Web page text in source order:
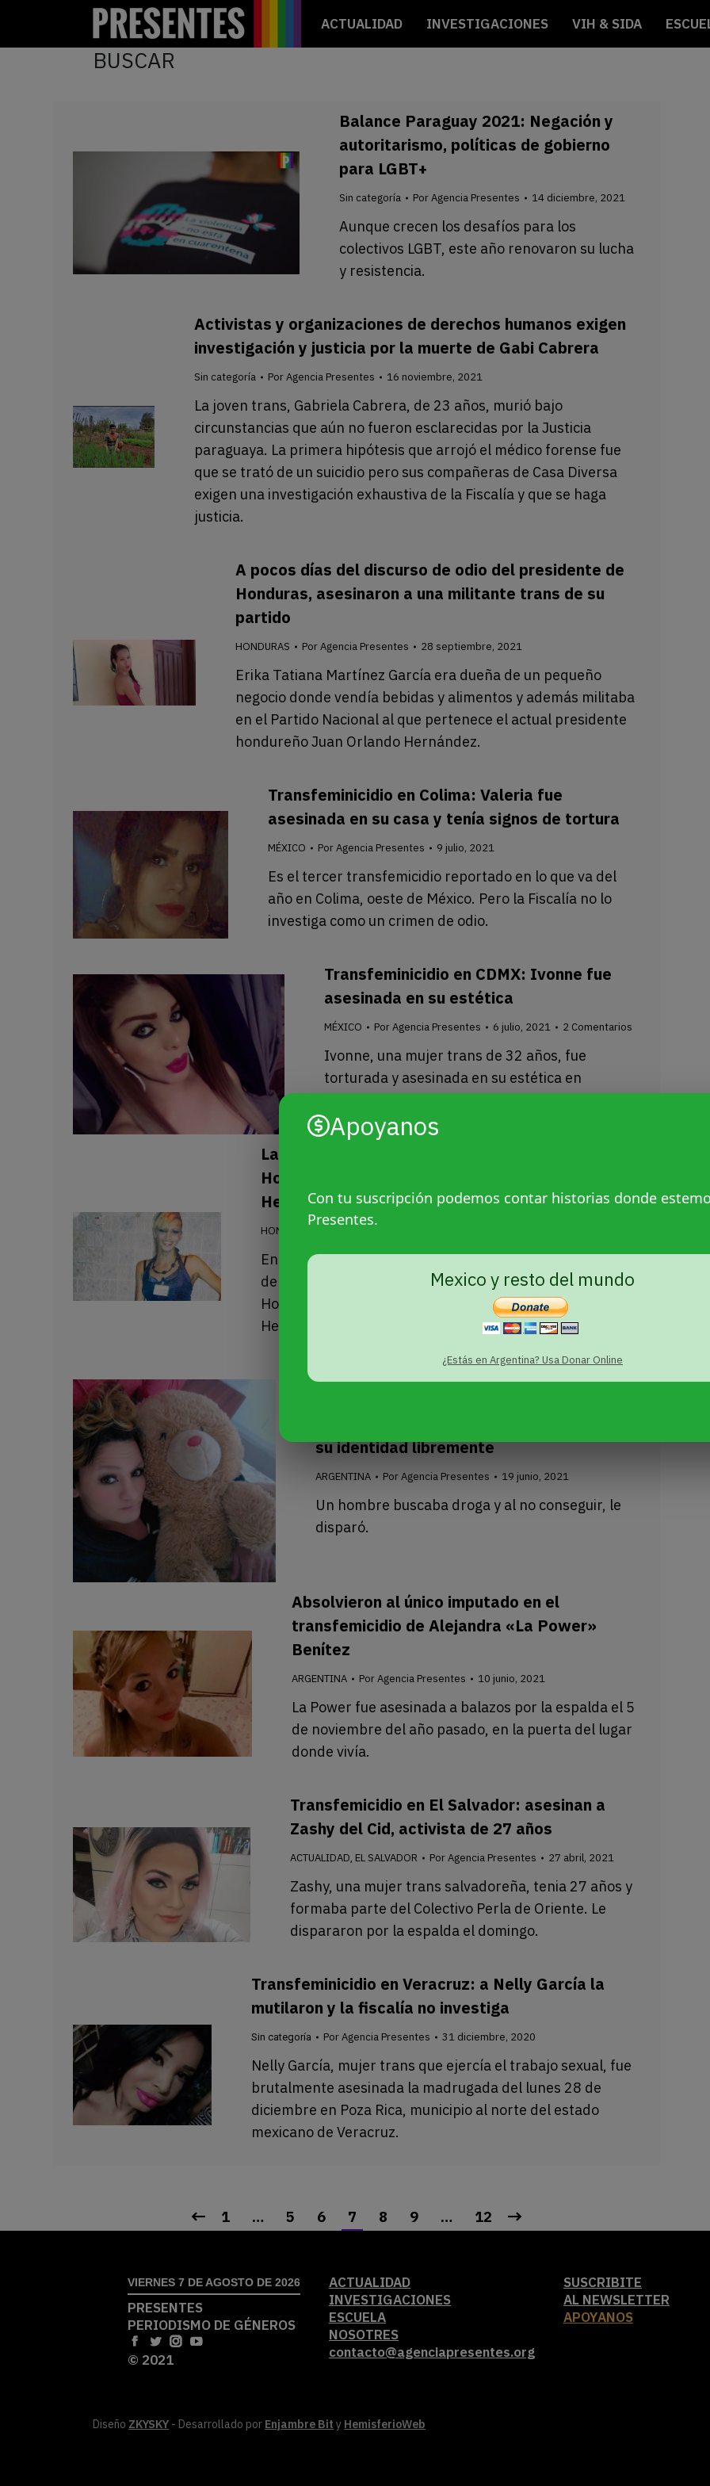
ACTUALIDAD INVESTIGACIONES VIH & SIDA
Apoyanos
Con tu suscripción podemos contar historias donde
Presentes.
Mexico y resto del mundo
¿Estás en Argentina? Usa Donar Online
BUSCAR
Balance Paraguay 2021: Negación y
autoritarismo, políticas de gobierno
para LGBT+
Sin categoría PorAgencia Presentes 14 diciembre, 2021
Aunque crecen los desafíos para los
colectivos LGBT, este año renovaron su lucha
y resistencia.
Activistas y organizaciones de derechos humanos exigen
investigación y justicia por la muerte de Gabi Cabrera
Sin categoría PorAgencia Presentes 16 noviembre, 2021
La joven trans, Gabriela Cabrera, de 23 años, murió bajo
circunstancias que aún no fueron esclarecidas por la Justicia
paraguaya. La primera hipótesis que arrojó el médico forense fue
que se trató de un suicidio pero sus compañeras de Casa Diversa
exigen una investigación exhaustiva de la Fiscalía y que se haga
justicia.
A pocos días del discurso de odio del presidente de
Honduras, asesinaron a una militante trans de su
partido
HONDURAS PorAgencia Presentes 28 septiembre, 2021
Erika Tatiana Martínez García era dueña de un pequeño
negocio donde vendía bebidas y alimentos y además militaba
en el Partido Nacional al que pertenece el actual presidente
hondureño Juan Orlando Hernández.
Transfeminicidio en Colima: Valeria fue
asesinada en su casa y tenía signos de tortura
MÉXICO PorAgencia Presentes 9 julio, 2021
Es el tercer transfemicidio reportado en lo que va del
año en Colima, oeste de México. Pero la Fiscalía no lo
investiga como un crimen de odio.
Transfeminicidio en CDMX: Ivonne fue
asesinada en su estética
MÉXICO PorAgencia Presentes 6 julio, 2021 2 Comentarios
Ivonne, una mujer trans de 32 años, fue
torturada y asesinada en su estética en
La Corte IDH declaró culpable al Estado
Hondureño por el transfemicidio de Vicky
Hernández
HONDURAS
En una decisión sin precedentes, la Corte Interamericana
de Derechos Humanos declaró culpable al Estado de
Honduras por el asesinato de la activista trans Vicky
Hernández.
su identidad libremente
ARGENTINA PorAgencia Presentes 19 junio, 2021
Un hombre buscaba droga y al no conseguir, le
disparó.
Absolvieron al único imputado en el
transfemicidio de Alejandra «La Power»
Benítez
ARGENTINA PorAgencia Presentes 10 junio, 2021
La Power fue asesinada a balazos por la espalda el 5
de noviembre del año pasado, en la puerta del lugar
donde vivía.
Transfemicidio en El Salvador: asesinan a
Zashy del Cid, activista de 27 años
ACTUALIDAD, EL SALVADOR PorAgencia Presentes 27 abril, 2021
Zashy, una mujer trans salvadoreña, tenia 27 años y
formaba parte del Colectivo Perla de Oriente. Le
dispararon por la espalda el domingo.
Transfeminicidio en Veracruz: a Nelly García la
mutilaron y la fiscalía no investiga
Sin categoría PorAgencia Presentes 31 diciembre, 2020
Nelly García, mujer trans que ejercía el trabajo sexual, fue
brutalmente asesinada la madrugada del lunes 28 de
diciembre en Poza Rica, municipio al norte del estado
mexicano de Veracruz.
1 … 5 6 7 8 9 … 12
VIERNES 7 DE AGOSTO DE 2026
PRESENTES
PERIODISMO DE GÉNEROS
© 2021
ACTUALIDAD
INVESTIGACIONES
ESCUELA
NOSOTRES
contacto@agenciapresentes.org
SUSCRIBITE
AL NEWSLETTER
APOYANOS
Diseño ZKYSKY - Desarrollado por Enjambre Bit y HemisferioWeb